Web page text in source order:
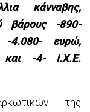
κάνναβης,
βάρους -890-
-4.080- ευρώ,
και -4- Ι.Χ.Ε.
της